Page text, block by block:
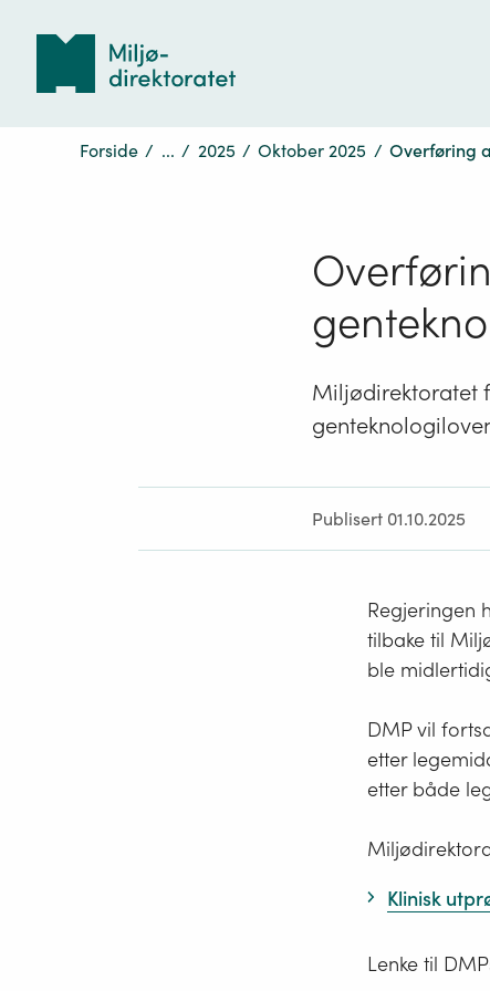
Forside / ... / 2025 / Oktober 2025 / Overføring
Miljødirektoratet
Publisert 01.10.2025
Regjeringen
tilbake til
ble
DMP vil
etter
etter både
Klinisk
Lenke til